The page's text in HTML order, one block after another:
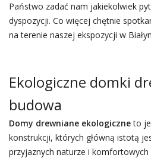
Państwo zadać nam jakiekolwiek
dyspozycji. Co więcej chętnie
na terenie naszej ekspozycji w
Ekologiczne domki
budowa
Domy drewniane ekologiczneto
konstrukcji, których główną istotą
przyjaznych naturze i